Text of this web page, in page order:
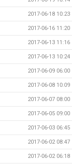
2017-06-18 10:23
2017-06-16 11:20
2017-06-13 11:16
2017-06-13 10:24
2017-06-09 06:00
2017-06-08 10:09
2017-06-07 08:00
2017-06-05 09:00
2017-06-03 06:45
2017-06-02 08:47
2017-06-02 06:18